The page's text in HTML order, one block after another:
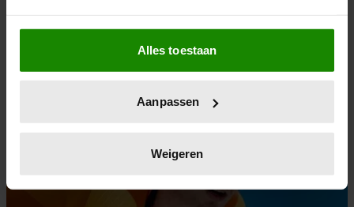
Als u het toestaat, willen we ook graag:
Informatie verzamelen over uw geografische
locatie, die tot een paar meter nauwkeurig kan zijn
scannen op specifieke eigenschappen (fingerprinting)
verwerkt en stel uw voorkeuren in het
intrekken in de Cookieverklaring.
Alles toestaan
Aanpassen
Weigeren
OVERWEGEN